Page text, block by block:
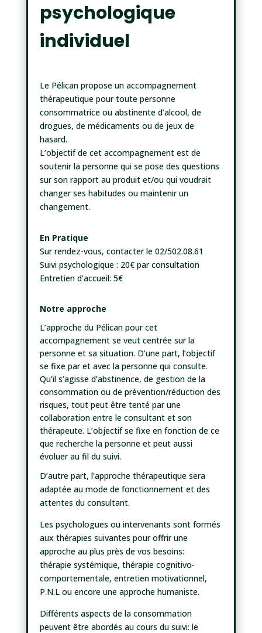
psychologique
individuel
Le Pélican propose un accompagnement
thérapeutique pour toute personne
consommatrice ou abstinente d’alcool, de
drogues, de médicaments ou de jeux de
hasard.
L’objectif de cet accompagnement est de
soutenir la personne qui se pose des questions
sur son rapport au produit et/ou qui voudrait
changer ses habitudes ou maintenir un
changement.
En Pratique
Sur rendez-vous, contacter le 02/502.08.61
Suivi psychologique : 20€ par consultation
Entretien d’accueil: 5€
Notre approche
L’approche du Pélican pour cet
accompagnement se veut centrée sur la
personne et sa situation. D’une part, l’objectif
se fixe par et avec la personne qui consulte.
Qu’il s’agisse d’abstinence, de gestion de la
consommation ou de prévention/réduction des
risques, tout peut être tenté par une
collaboration entre le consultant et son
thérapeute. L’objectif se fixe en fonction de ce
que recherche la personne et peut aussi
évoluer au fil du suivi.
D’autre part, l’approche thérapeutique sera
adaptée au mode de fonctionnement et des
attentes du consultant.
Les psychologues ou intervenants sont formés
aux thérapies suivantes pour offrir une
approche au plus près de vos besoins:
thérapie systémique, thérapie cognitivo-
comportementale, entretien motivationnel,
P.N.L ou encore une approche humaniste.
Différents aspects de la consommation
peuvent être abordés au cours du suivi: le